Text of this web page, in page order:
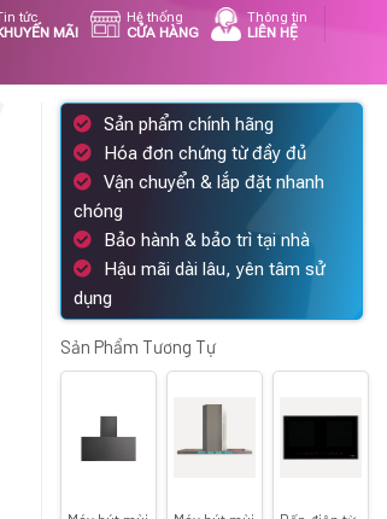
tức
MÃI
Hệ thống
CỬA HÀNG
Thông tin
LIÊN HỆ
Sản phẩm chính hãng
Hóa đơn chứng từ đầy đủ
Vận chuyển & lắp đặt nhanh
chóng
Bảo hành & bảo trì tại nhà
Hậu mãi dài lâu, yên tâm sử
dụng
Sản Phẩm Tương Tự